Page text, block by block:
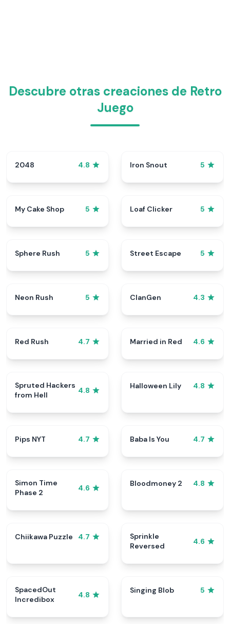
Descubre otras creaciones de Retro
Juego
2048 4.8 Iron Snout 5
My Cake Shop 5 Loaf Clicker 5
Sphere Rush 5 Street Escape 5
Neon Rush 5 ClanGen 4.3
Red Rush 4.7 Married in Red 4.6
Spruted Hackers
from Hell
4.8
Halloween Lily 4.8
Pips NYT 4.7 Baba Is You 4.7
Simon Time
Phase 2
4.6
Bloodmoney 2 4.8
Chiikawa Puzzle 4.7
Sprinkle
Reversed
4.6
SpacedOut
Incredibox
4.8
Singing Blob 5